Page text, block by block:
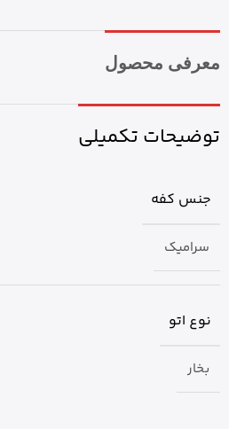
معرفی محصول
توضیحات تکمیلی
جنس کفه
سرامیک
نوع اتو
بخار